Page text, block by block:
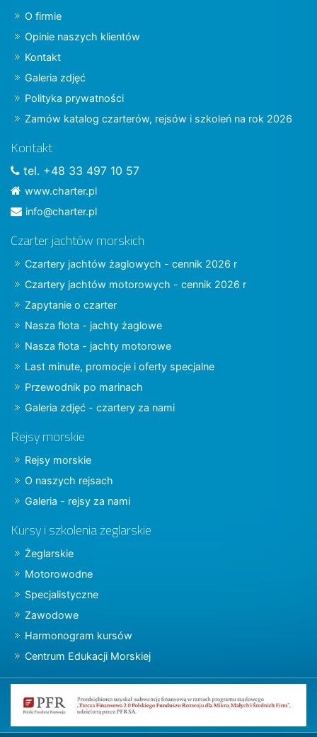
O firmie
Opinie naszych klientów
Kontakt
Galeria zdjęć
Polityka prywatności
Zamów katalog czarterów, rejsów i szkoleń na rok 2026
Kontakt
tel. +48 33 497 10 57
www.charter.pl
info@charter.pl
Czarter jachtów morskich
Czartery jachtów żaglowych - cennik 2026 r
Czartery jachtów motorowych - cennik 2026 r
Zapytanie o czarter
Nasza flota - jachty żaglowe
Nasza flota - jachty motorowe
Last minute, promocje i oferty specjalne
Przewodnik po marinach
Galeria zdjęć - czartery za nami
Rejsy morskie
Rejsy morskie
O naszych rejsach
Galeria - rejsy za nami
Kursy i szkolenia żeglarskie
Żeglarskie
Motorowodne
Specjalistyczne
Zawodowe
Harmonogram kursów
Centrum Edukacji Morskiej